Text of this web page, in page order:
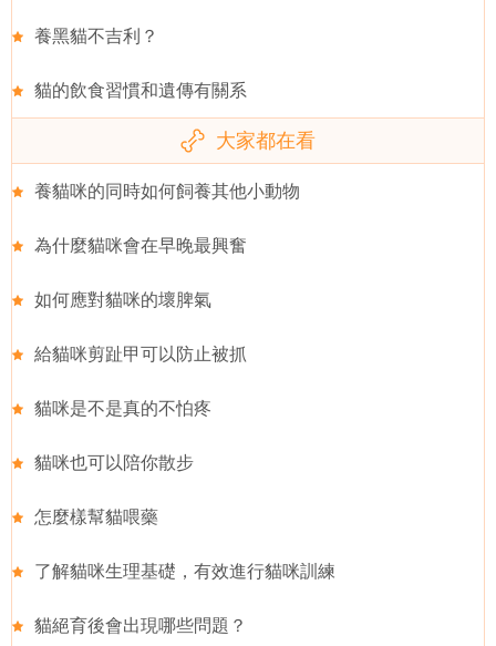
養黑貓不吉利？
貓的飲食習慣和遺傳有關系
大家都在看
養貓咪的同時如何飼養其他小動物
為什麼貓咪會在早晚最興奮
如何應對貓咪的壞脾氣
給貓咪剪趾甲可以防止被抓
貓咪是不是真的不怕疼
貓咪也可以陪你散步
怎麼樣幫貓喂藥
了解貓咪生理基礎，有效進行貓咪訓練
貓絕育後會出現哪些問題？